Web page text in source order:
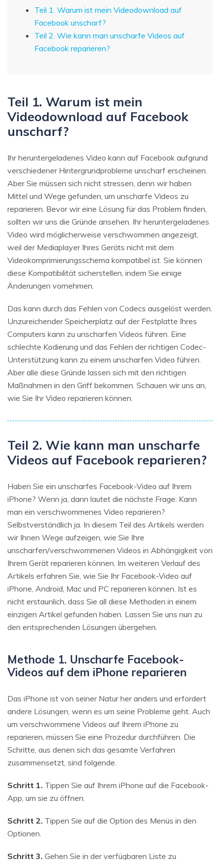
Teil 1. Warum ist mein Videodownload auf
Facebook unscharf?
Teil 2. Wie kann man unscharfe Videos auf
Facebook reparieren?
Teil 1. Warum ist mein
Videodownload auf Facebook
unscharf?
Ihr heruntergeladenes Video kann auf Facebook aufgrund
verschiedener Hintergrundprobleme unscharf erscheinen.
Aber Sie müssen sich nicht stressen, denn wir haben
Mittel und Wege gefunden, um unscharfe Videos zu
reparieren. Bevor wir eine Lösung für das Problem finden,
sollten wir uns die Gründe ansehen. Ihr heruntergeladenes
Video wird möglicherweise verschwommen angezeigt,
weil der Mediaplayer Ihres Geräts nicht mit dem
Videokomprimierungsschema kompatibel ist. Sie können
diese Kompatibilität sicherstellen, indem Sie einige
Änderungen vornehmen.
Das kann durch das Fehlen von Codecs ausgelöst werden.
Unzureichender Speicherplatz auf der Festplatte Ihres
Computers kann zu unscharfen Videos führen. Eine
schlechte Kodierung und das Fehlen der richtigen Codec-
Unterstützung kann zu einem unscharfen Video führen.
Aber alle diese Gründe lassen sich mit den richtigen
Maßnahmen in den Griff bekommen. Schauen wir uns an,
wie Sie Ihr Video reparieren können.
Teil 2. Wie kann man unscharfe
Videos auf Facebook reparieren?
Haben Sie ein unscharfes Facebook-Video auf Ihrem
iPhone? Wenn ja, dann lautet die nächste Frage: Kann
man ein verschwommenes Video reparieren?
Selbstverständlich ja. In diesem Teil des Artikels werden
wir Ihnen Wege aufzeigen, wie Sie Ihre
unscharfen/verschwommenen Videos in Abhängigkeit von
Ihrem Gerät reparieren können. Im weiteren Verlauf des
Artikels erfahren Sie, wie Sie Ihr Facebook-Video auf
iPhone, Android, Mac und PC reparieren können. Ist es
nicht erstaunlich, dass Sie all diese Methoden in einem
einzigen Artikel gefunden haben. Lassen Sie uns nun zu
den entsprechenden Lösungen übergehen.
Methode 1. Unscharfe Facebook-
Videos auf dem iPhone reparieren
Das iPhone ist von seiner Natur her anders und erfordert
andere Lösungen, wenn es um seine Probleme geht. Auch
um verschwommene Videos auf Ihrem iPhone zu
reparieren, müssen Sie eine Prozedur durchführen. Die
Schritte, aus denen sich das gesamte Verfahren
zusammensetzt, sind folgende.
Schritt 1. Tippen Sie auf Ihrem iPhone auf die Facebook-
App, um sie zu öffnen.
Schritt 2. Tippen Sie auf die Option des Menüs in den
Optionen.
Schritt 3. Gehen Sie in der verfügbaren Liste zu